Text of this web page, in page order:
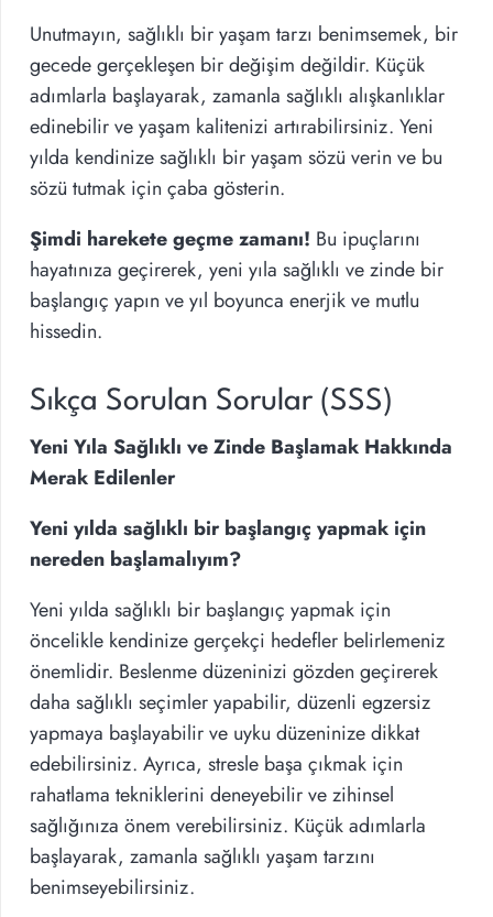
Unutmayın, sağlıklı bir yaşam tarzı benimsemek, bir
gecede gerçekleşen bir değişim değildir. Küçük
adımlarla başlayarak, zamanla sağlıklı alışkanlıklar
edinebilir ve yaşam kalitenizi artırabilirsiniz. Yeni
yılda kendinize sağlıklı bir yaşam sözü verin ve bu
sözü tutmak için çaba gösterin.
Şimdi harekete geçme zamanı! Bu ipuçlarını
hayatınıza geçirerek, yeni yıla sağlıklı ve zinde bir
başlangıç yapın ve yıl boyunca enerjik ve mutlu
hissedin.
Sıkça Sorulan Sorular (SSS)
Yeni Yıla Sağlıklı ve Zinde Başlamak Hakkında
Merak Edilenler
Yeni yılda sağlıklı bir başlangıç yapmak için
nereden başlamalıyım?
Yeni yılda sağlıklı bir başlangıç yapmak için
öncelikle kendinize gerçekçi hedefler belirlemeniz
önemlidir. Beslenme düzeninizi gözden geçirerek
daha sağlıklı seçimler yapabilir, düzenli egzersiz
yapmaya başlayabilir ve uyku düzeninize dikkat
edebilirsiniz. Ayrıca, stresle başa çıkmak için
rahatlama tekniklerini deneyebilir ve zihinsel
sağlığınıza önem verebilirsiniz. Küçük adımlarla
başlayarak, zamanla sağlıklı yaşam tarzını
benimseyebilirsiniz.